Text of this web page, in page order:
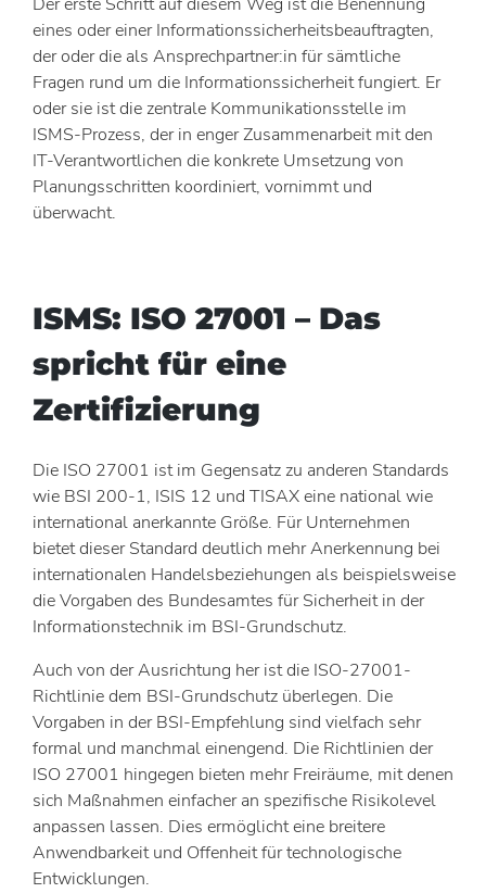
eines oder einer Informationssicherheitsbeauftragten,
der oder die als Ansprechpartner:in für sämtliche
Fragen rund um die Informationssicherheit fungiert. Er
oder sie ist die zentrale Kommunikationsstelle im
ISMS-Prozess, der in enger Zusammenarbeit mit den
IT-Verantwortlichen die konkrete Umsetzung von
Planungsschritten koordiniert, vornimmt und
überwacht.
ISMS: ISO 27001 – Das
spricht für eine
Zertifizierung
Die ISO 27001 ist im Gegensatz zu anderen Standards
wie BSI 200-1, ISIS 12 und TISAX eine national wie
international anerkannte Größe. Für Unternehmen
bietet dieser Standard deutlich mehr Anerkennung bei
internationalen Handelsbeziehungen als beispielsweise
die Vorgaben des Bundesamtes für Sicherheit in der
Informationstechnik im BSI-Grundschutz.
Auch von der Ausrichtung her ist die ISO-27001-
Richtlinie dem BSI-Grundschutz überlegen. Die
Vorgaben in der BSI-Empfehlung sind vielfach sehr
formal und manchmal einengend. Die Richtlinien der
ISO 27001 hingegen bieten mehr Freiräume, mit denen
sich Maßnahmen einfacher an spezifische Risikolevel
anpassen lassen. Dies ermöglicht eine breitere
Anwendbarkeit und Offenheit für technologische
Entwicklungen.